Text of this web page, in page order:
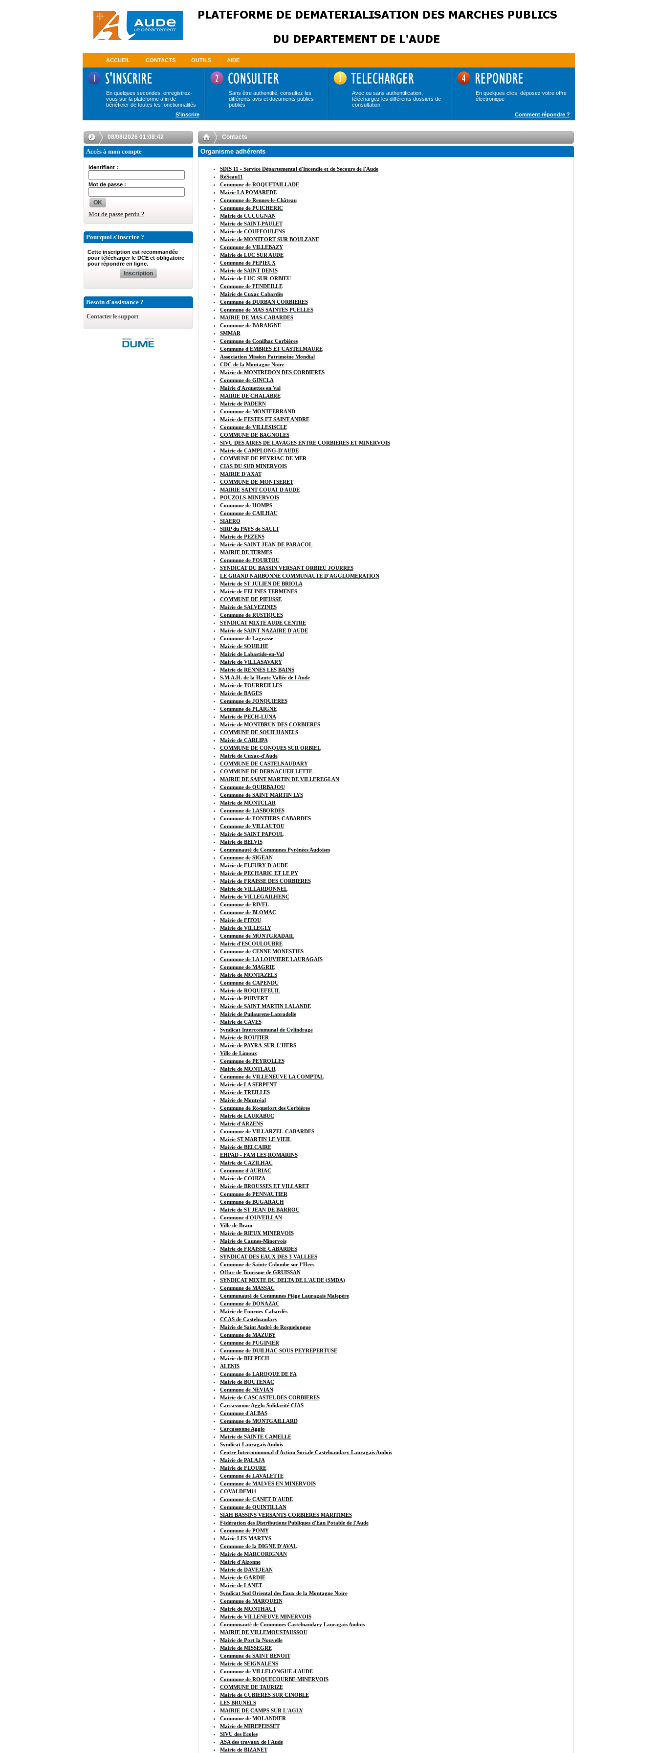
ACCUEIL CONTACTS OUTILS AIDE
En quelques secondes, enregistrez-
vous sur la plateforme afin de
bénéficier de toutes les fonctionnalités
Sans être authentifié, consultez les
différents avis et documents publics
publiés
Avec ou sans authentification,
téléchargez les différents dossiers de
consultation
En quelques clics, déposez votre offre
électronique
S'inscrire Comment répondre ?
08/08/2026 01:08:43
Accès à mon compte
Identifiant :
Mot de passe :
OK
Mot de passe perdu ?
Pourquoi s'inscrire ?
Cette inscription est recommandée
pour télécharger le DCE et obligatoire
pour répondre en ligne.
Inscription
Besoin d'assistance ?
Contacter le support
Contacts
Organisme adhérents
SDIS 11 - Service Départemental d'Incendie et de Secours de l'Aude
RéSeau11
Commune de ROQUETAILLADE
Mairie LA POMAREDE
Commune de Rennes-le-Château
Commune de PUICHERIC
Mairie de CUCUGNAN
Mairie de SAINT-PAULET
Mairie de COUFFOULENS
Mairie de MONTFORT SUR BOULZANE
Commune de VILLEBAZY
Mairie de LUC SUR AUDE
Commune de PEPIEUX
Mairie de SAINT DENIS
Mairie de LUC-SUR-ORBIEU
Commune de FENDEILLE
Mairie de Cuxac Cabardès
Commune de DURBAN CORBIERES
Commune de MAS SAINTES PUELLES
MAIRIE DE MAS-CABARDES
Commune de BARAIGNE
SMMAR
Commune de Conilhac Corbières
Commune d'EMBRES ET CASTELMAURE
Association Mission Patrimoine Mondial
CDC de la Montagne Noire
Mairie de MONTREDON DES CORBIERES
Commune de GINCLA
Mairie d'Arquettes en Val
MAIRIE DE CHALABRE
Mairie de PADERN
Commune de MONTFERRAND
Mairie de FESTES ET SAINT ANDRE
Commune de VILLESISCLE
COMMUNE DE BAGNOLES
SIVU DES AIRES DE LAVAGES ENTRE CORBIERES ET MINERVOIS
Mairie de CAMPLONG-D'AUDE
COMMUNE DE PEYRIAC DE MER
CIAS DU SUD MINERVOIS
MAIRIE D'AXAT
COMMUNE DE MONTSERET
MAIRIE SAINT COUAT D AUDE
POUZOLS-MINERVOIS
Commune de HOMPS
Commune de CAILHAU
SIAERO
SIRP du PAYS de SAULT
Mairie de PEZENS
Mairie de SAINT JEAN DE PARACOL
MAIRIE DE TERMES
Commune de FOURTOU
SYNDICAT DU BASSIN VERSANT ORBIEU JOURRES
LE GRAND NARBONNE COMMUNAUTE D'AGGLOMERATION
Mairie de ST JULIEN DE BRIOLA
Mairie de FELINES TERMENES
COMMUNE DE PIEUSSE
Mairie de SALVEZINES
Commune de RUSTIQUES
SYNDICAT MIXTE AUDE CENTRE
Mairie de SAINT NAZAIRE D'AUDE
Commune de Lagrasse
Mairie de SOUILHE
Mairie de Labastide-en-Val
Mairie de VILLASAVARY
Mairie de RENNES LES BAINS
S.M.A.H. de la Haute Vallée de l'Aude
Mairie de TOURREILLES
Mairie de BAGES
Commune de JONQUIERES
Commune de PLAIGNE
Mairie de PECH-LUNA
Mairie de MONTBRUN DES CORBIERES
COMMUNE DE SOUILHANELS
Mairie de CARLIPA
COMMUNE DE CONQUES SUR ORBIEL
Mairie de Cuxac-d'Aude
COMMUNE DE CASTELNAUDARY
COMMUNE DE DERNACUEILLETTE
MAIRIE DE SAINT MARTIN DE VILLEREGLAN
Commune de QUIRBAJOU
Commune de SAINT MARTIN LYS
Mairie de MONTCLAR
Commune de LASBORDES
Commune de FONTIERS-CABARDES
Commune de VILLAUTOU
Mairie de SAINT PAPOUL
Mairie de BELVIS
Communauté de Communes Pyrénées Audoises
Commune de SIGEAN
Mairie de FLEURY D'AUDE
Mairie de PECHARIC ET LE PY
Mairie de FRAISSE DES CORBIERES
Mairie de VILLARDONNEL
Mairie de VILLEGAILHENC
Commune de RIVEL
Commune de BLOMAC
Mairie de FITOU
Mairie de VILLEGLY
Commune de MONTGRADAIL
Mairie d'ESCOULOUBRE
Commune de CENNE MONESTIES
Commune de LA LOUVIERE LAURAGAIS
Commune de MAGRIE
Mairie de MONTAZELS
Commune de CAPENDU
Mairie de ROQUEFEUIL
Mairie de PUIVERT
Mairie de SAINT MARTIN LALANDE
Mairie de Puilaurens-Lapradelle
Mairie de CAVES
Syndicat Intercommunal de Cylindrage
Mairie de ROUTIER
Mairie de PAYRA-SUR-L'HERS
Ville de Limoux
Commune de PEYROLLES
Mairie de MONTLAUR
Commune de VILLENEUVE LA COMPTAL
Mairie de LA SERPENT
Mairie de TREILLES
Mairie de Montréal
Commune de Roquefort des Corbières
Mairie de LAURABUC
Mairie d'ARZENS
Commune de VILLARZEL-CABARDES
Mairie ST MARTIN LE VIEIL
Mairie de BELCAIRE
EHPAD - FAM LES ROMARINS
Mairie de CAZILHAC
Commune d'AURIAC
Mairie de COUIZA
Mairie de BROUSSES ET VILLARET
Commune de PENNAUTIER
Commune de BUGARACH
Mairie de ST JEAN DE BARROU
Commune d'OUVEILLAN
Ville de Bram
Mairie de RIEUX MINERVOIS
Mairie de Caunes-Minervois
Mairie de FRAISSE CABARDES
SYNDICAT DES EAUX DES 3 VALLEES
Commune de Sainte Colombe sur l’Hers
Office de Tourisme de GRUISSAN
SYNDICAT MIXTE DU DELTA DE L'AUDE (SMDA)
Commune de MASSAC
Communauté de Communes Piège Lauragais Malepère
Commune de DONAZAC
Mairie de Fournes-Cabardès
CCAS de Castelnaudary
Mairie de Saint André de Roquelongue
Commune de MAZUBY
Commune de PUGINIER
Commune de DUILHAC SOUS PEYREPERTUSE
Mairie de BELPECH
ALENIS
Commune de LAROQUE DE FA
Mairie de BOUTENAC
Commune de NEVIAN
Mairie de CASCASTEL DES CORBIERES
Carcassonne Agglo Solidarité CIAS
Commune d'ALBAS
Commune de MONTGAILLARD
Carcassonne Agglo
Mairie de SAINTE CAMELLE
Syndicat Lauragais Audois
Centre Intercommunal d'Action Sociale Castelnaudary Lauragais Audois
Mairie de PALAJA
Mairie de FLOURE
Commune de LAVALETTE
Commune de MALVES EN MINERVOIS
COVALDEM11
Commune de CANET D'AUDE
Commune de QUINTILLAN
SIAH BASSINS VERSANTS CORBIERES MARITIMES
Fédération des Distributions Publiques d'Eau Potable de l'Aude
Commune de POMY
Mairie LES MARTYS
Commune de la DIGNE D'AVAL
Mairie de MARCORIGNAN
Mairie d'Alzonne
Mairie de DAVEJEAN
Mairie de GARDIE
Mairie de LANET
Syndicat Sud Oriental des Eaux de la Montagne Noire
Commune de MARQUEIN
Mairie de MONTHAUT
Mairie de VILLENEUVE MINERVOIS
Communauté de Communes Castelnaudary Lauragais Audois
MAIRIE DE VILLEMOUSTAUSSOU
Mairie de Port la Nouvelle
Mairie de MISSEGRE
Commune de SAINT BENOIT
Mairie de SEIGNALENS
Commune de VILLELONGUE d'AUDE
Commune de ROQUECOURBE-MINERVOIS
COMMUNE DE TAURIZE
Mairie de CUBIERES SUR CINOBLE
LES BRUNELS
MAIRIE DE CAMPS SUR L'AGLY
Commune de MOLANDIER
Mairie de MIREPEISSET
SIVU des Ecoles
ASA des travaux de l'Aude
Mairie de BIZANET